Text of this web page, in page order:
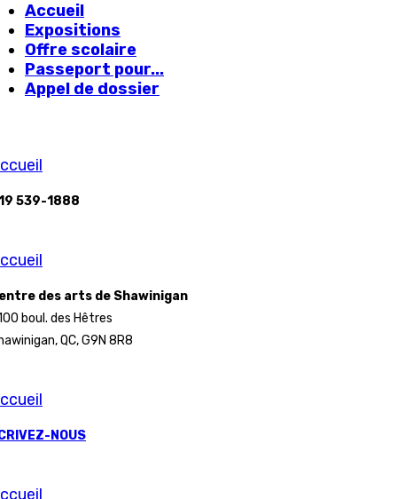
Accueil
Expositions
Offre scolaire
Passeport pour...
Appel de dossier
539-1888
des arts de Shawinigan
boul. des Hêtres
QC, G9N 8R8
NOUS